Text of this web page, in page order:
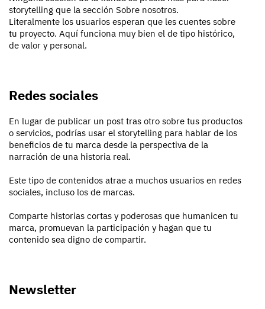
storytelling que la sección Sobre nosotros.
Literalmente los usuarios esperan que les cuentes sobre
tu proyecto. Aquí funciona muy bien el de tipo histórico,
de valor y personal.
Redes sociales
En lugar de publicar un post tras otro sobre tus productos
o servicios, podrías usar el storytelling para hablar de los
beneficios de tu marca desde la perspectiva de la
narración de una historia real.
Este tipo de contenidos atrae a muchos usuarios en redes
sociales, incluso los de marcas.
Comparte historias cortas y poderosas que humanicen tu
marca, promuevan la participación y hagan que tu
contenido sea digno de compartir.
Newsletter